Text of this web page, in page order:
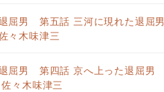
屈男 第五話 三河に現れた退屈男
木味津三
屈男 第四話 京へ上った退屈男
々木味津三